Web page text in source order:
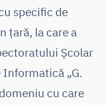
specific de
țară, la care a
Școlar
„G.
cu care